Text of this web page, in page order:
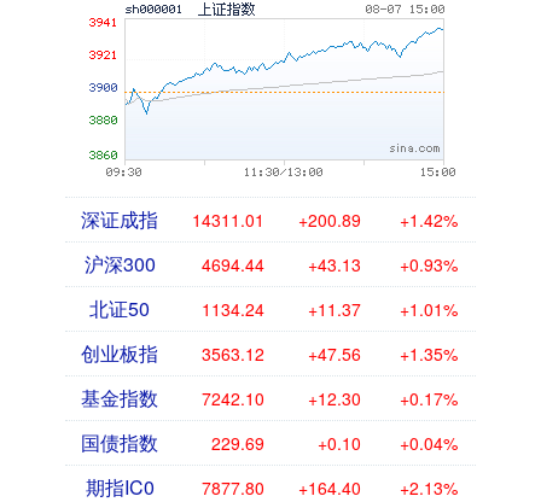
深证成指 14311.01 +200.89 +1.42%
沪深300 4694.44 +43.13 +0.93%
北证50 1134.24 +11.37 +1.01%
创业板指 3563.12 +47.56 +1.35%
基金指数 7242.10 +12.30 +0.17%
国债指数 229.69 +0.10 +0.04%
期指IC0 7877.80 +164.40 +2.13%